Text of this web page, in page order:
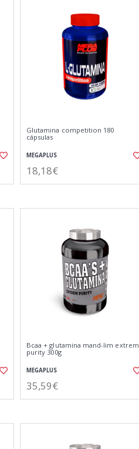
Glutamina competition 180
cápsulas
MEGAPLUS
18,18€
Bcaa + glutamina mand-lim extrem
purity 300g
MEGAPLUS
35,59€